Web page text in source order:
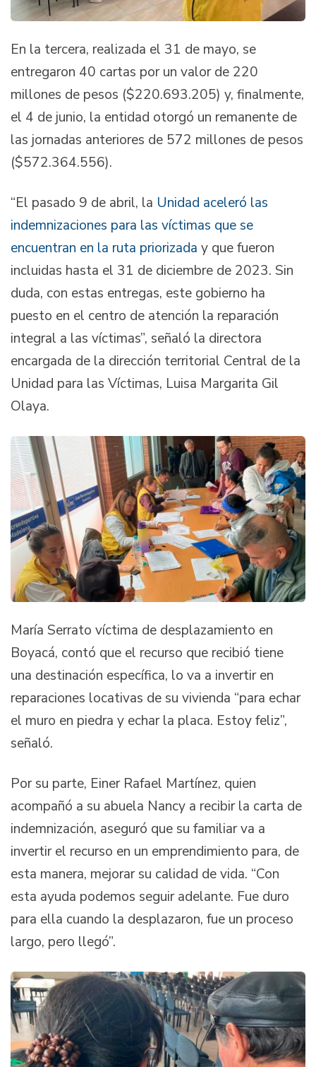
En la tercera, realizada el 31 de mayo, se
entregaron 40 cartas por un valor de 220
millones de pesos ($220.693.205) y, finalmente,
el 4 de junio, la entidad otorgó un remanente de
las jornadas anteriores de 572 millones de pesos
($572.364.556).
“El pasado 9 de abril, la Unidad aceleró las
indemnizaciones para las víctimas que se
encuentran en la ruta priorizada y que fueron
incluidas hasta el 31 de diciembre de 2023. Sin
duda, con estas entregas, este gobierno ha
puesto en el centro de atención la reparación
integral a las víctimas”, señaló la directora
encargada de la dirección territorial Central de la
Unidad para las Víctimas, Luisa Margarita Gil
Olaya.
María Serrato víctima de desplazamiento en
Boyacá, contó que el recurso que recibió tiene
una destinación específica, lo va a invertir en
reparaciones locativas de su vivienda “para echar
el muro en piedra y echar la placa. Estoy feliz”,
señaló.
Por su parte, Einer Rafael Martínez, quien
acompañó a su abuela Nancy a recibir la carta de
indemnización, aseguró que su familiar va a
invertir el recurso en un emprendimiento para, de
esta manera, mejorar su calidad de vida. “Con
esta ayuda podemos seguir adelante. Fue duro
para ella cuando la desplazaron, fue un proceso
largo, pero llegó”.